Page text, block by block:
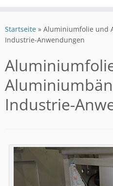
Inhalt
springen
Startseite » Aluminiumfolie und
Industrie-Anwendungen
Industrie-